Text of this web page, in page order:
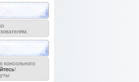
консольного
!